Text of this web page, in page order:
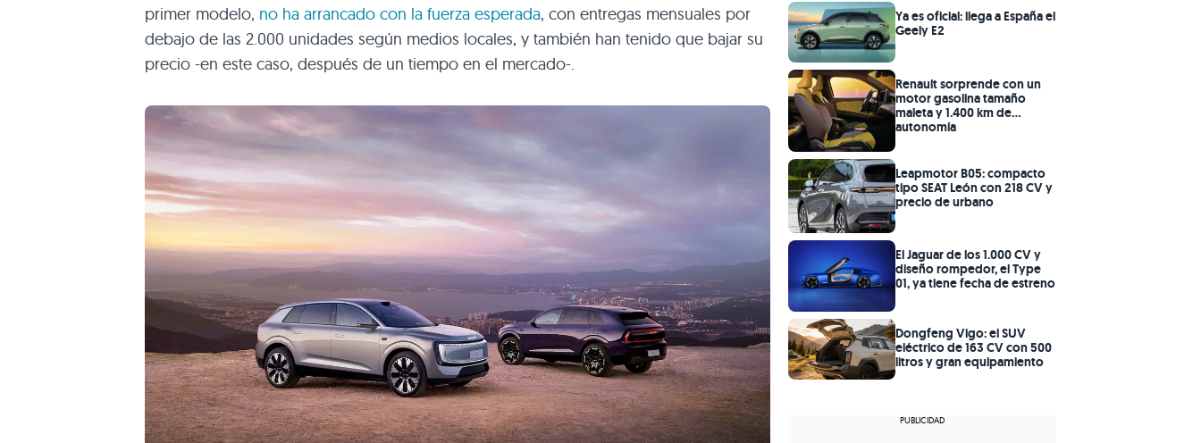
primer modelo, no ha arrancado con la fuerza esperada, con entregas mensuales por
debajo de las 2.000 unidades según medios locales, y también han tenido que bajar su
precio -en este caso, después de un tiempo en el mercado-.
Ya es oficial: llega a España el
Geely E2
Renault sorprende con un
motor gasolina tamaño
maleta y 1.400 km de
autonomía
Leapmotor B05: compacto
tipo SEAT León con 218 CV y
precio de urbano
El Jaguar de los 1.000 CV y
diseño rompedor, el Type
01, ya tiene fecha de estreno
Dongfeng Vigo: el SUV
eléctrico de 163 CV con 500
litros y gran equipamiento